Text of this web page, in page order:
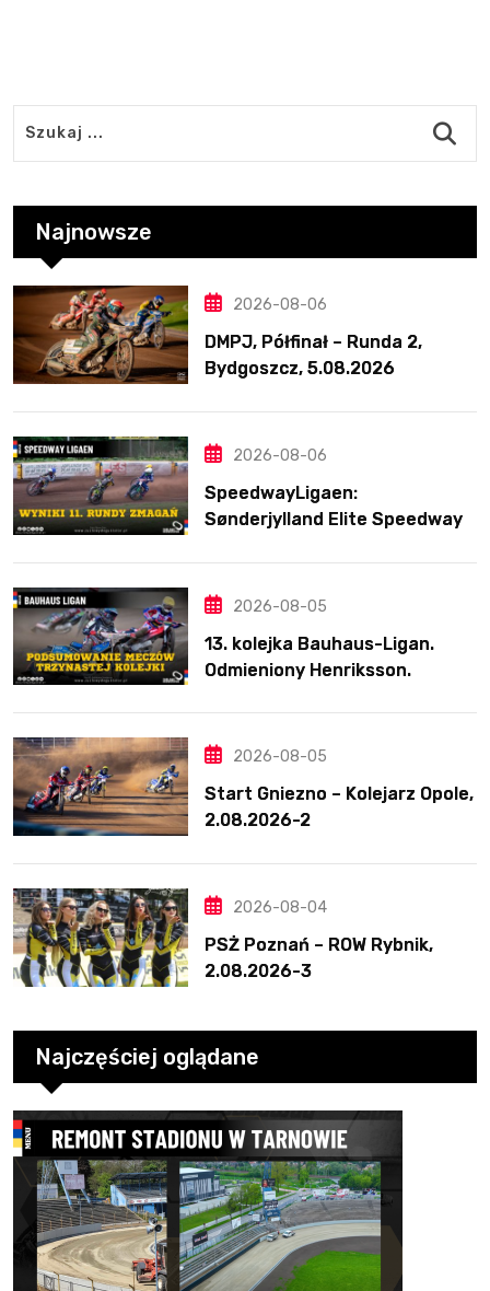
Najnowsze
2026-08-06
DMPJ, Półfinał – Runda 2,
Bydgoszcz, 5.08.2026
2026-08-06
SpeedwayLigaen:
Sønderjylland Elite Speedway
2026-08-05
13. kolejka Bauhaus-Ligan.
Odmieniony Henriksson.
2026-08-05
Start Gniezno – Kolejarz Opole,
2.08.2026-2
2026-08-04
PSŻ Poznań – ROW Rybnik,
2.08.2026-3
Najczęściej oglądane